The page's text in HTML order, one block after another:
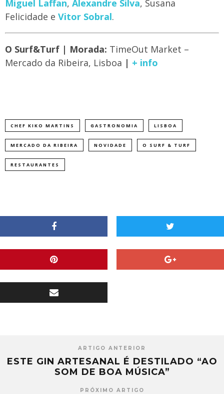
Miguel Laffan, Alexandre Silva, Susana
Felicidade e Vitor Sobral.
​O Surf&Turf | Morada: TimeOut Market –
Mercado da Ribeira, Lisboa | + info
CHEF KIKO MARTINS GASTRONOMIA LISBOA
MERCADO DA RIBEIRA NOVIDADE O SURF & TURF
RESTAURANTES
ARTIGO ANTERIOR
ESTE GIN ARTESANAL É DESTILADO “AO
SOM DE BOA MÚSICA”
PRÓXIMO ARTIGO